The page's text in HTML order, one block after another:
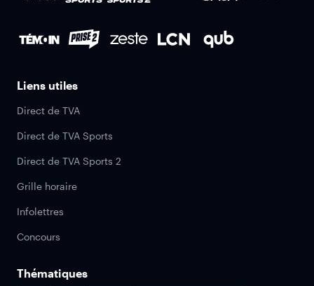
Liens utiles
Direct de TVA
Direct de TVA Sports
Direct de TVA Sports 2
Grille horaire
Infolettres
Concours
Thématiques